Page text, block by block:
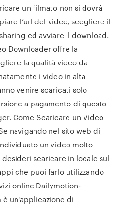
un filmato non si dovrà
l’url del video, scegliere il
ed avviare il download.
Downloader offre la
la qualità video da
i video in alta
venire scaricati solo
a pagamento di questo
Come Scaricare un Video
navigando nel sito web di
un video molto
scaricare in locale sul
che puoi farlo utilizzando
online Dailymotion-
è un'applicazione di